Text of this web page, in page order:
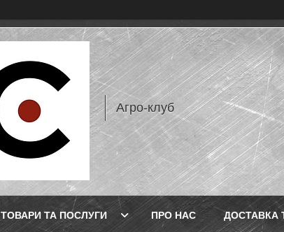
Агро-клуб
ТОВАРИ ТА ПОСЛУГИ ПРО НАС ДОСТАВКА